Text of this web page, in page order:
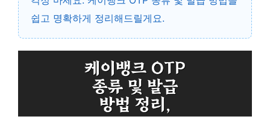
쉽고 명확하게 정리해드릴게요.